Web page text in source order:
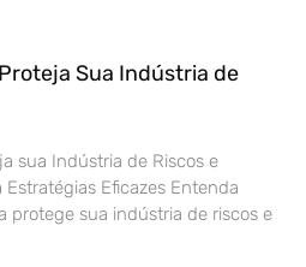
Sua Indústria de
sua Indústria de Riscos e
Eficazes Entenda
protege sua indústria de riscos e